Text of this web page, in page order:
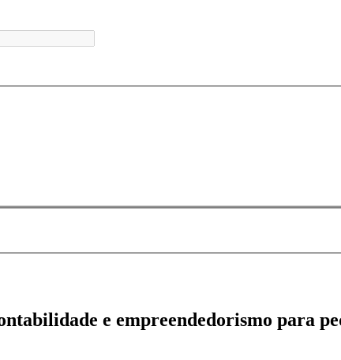
e empreendedorismo para